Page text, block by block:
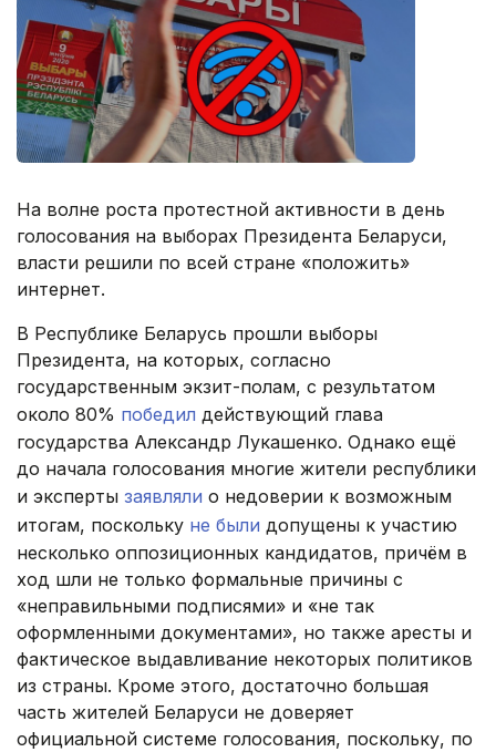
На волне роста протестной активности в день
голосования на выборах Президента Беларуси,
власти решили по всей стране «положить»
интернет.
В Республике Беларусь прошли выборы
Президента, на которых, согласно
государственным экзит-полам, с результатом
около 80% победил действующий глава
государства Александр Лукашенко. Однако ещё
до начала голосования многие жители республики
и эксперты заявляли о недоверии к возможным
итогам, поскольку не были допущены к участию
несколько оппозиционных кандидатов, причём в
ход шли не только формальные причины с
«неправильными подписями» и «не так
оформленными документами», но также аресты и
фактическое выдавливание некоторых политиков
из страны. Кроме этого, достаточно большая
часть жителей Беларуси не доверяет
официальной системе голосования, поскольку, по